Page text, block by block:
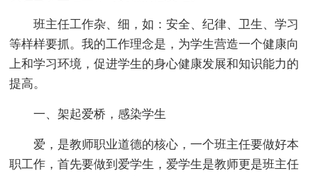
班主任工作杂、细，如：安全、纪律、卫生、学习
等样样要抓。我的工作理念是，为学生营造一个健康向
上和学习环境，促进学生的身心健康发展和知识能力的
提高。
一、架起爱桥，感染学生
爱，是教师职业道德的核心，一个班主任要做好本
职工作，首先要做到爱学生，爱学生是教师更是班主任